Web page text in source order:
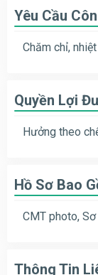
Yêu Cầu
Chăm chỉ,
Quyền Lợi
Hưởng theo
Hồ Sơ Bao
CMT photo,
Thông Tin